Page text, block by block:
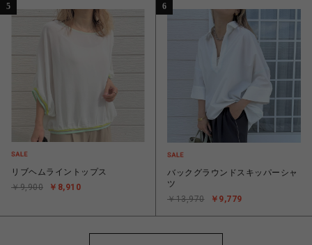
5
リブヘムライントップス
￥8,910
￥9,900
6
バックグラウンドスキッパーシャ
ツ
￥9,779
￥13,970